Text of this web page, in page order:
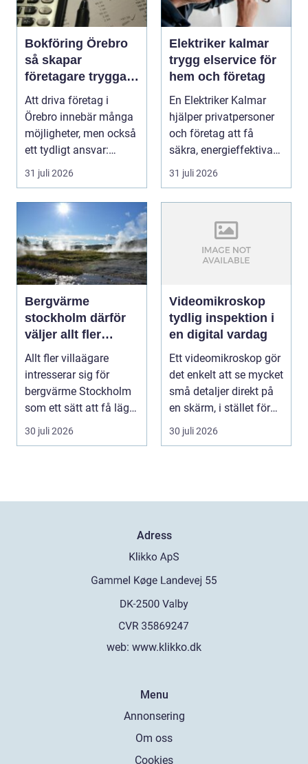
Bokföring Örebro
så skapar
företagare tryggare
ekonomi
Att driva företag i
Örebro innebär många
möjligheter, men också
ett tydligt ansvar:
ekonomin måste v...
31 juli 2026
Elektriker kalmar
trygg elservice för
hem och företag
En Elektriker Kalmar
hjälper privatpersoner
och företag att få
säkra, energieffektiva
och framtidssä...
31 juli 2026
Bergvärme
stockholm därför
väljer allt fler
denna
uppvärmning
Allt fler villaägare
intresserar sig för
bergvärme Stockholm
som ett sätt att få lägre
uppvärmningsk...
30 juli 2026
Videomikroskop
tydlig inspektion i
en digital vardag
Ett videomikroskop gör
det enkelt att se mycket
små detaljer direkt på
en skärm, i stället för
genom...
30 juli 2026
Adress
web: www.klikko.dk
Menu
Annonsering
Om oss
Cookies